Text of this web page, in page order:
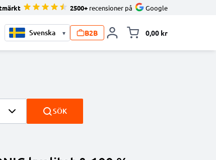
2500+ recensioner på Google
▾ B2B 0,00 kr
SÖK